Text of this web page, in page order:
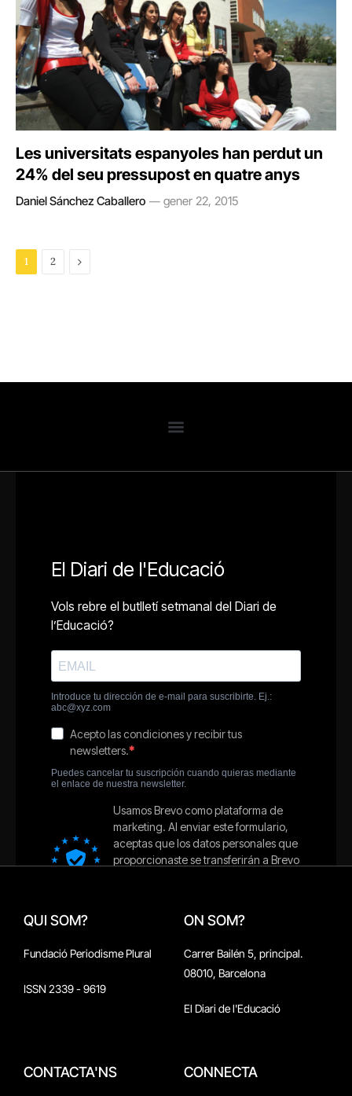
Les universitats espanyoles han perdut un
24% del seu pressupost en quatre anys
Daniel Sánchez Caballero gener 22, 2015
1 2 Next
QUI SOM?
Fundació Periodisme Plural
ISSN 2339 - 9619
ON SOM?
Carrer Bailén 5, principal.
08010, Barcelona
El Diari de l'Educació
CONTACTA'NS CONNECTA